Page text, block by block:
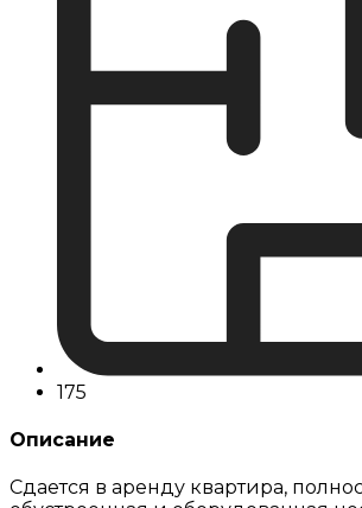
175
Описание
Сдается в аренду квартира,